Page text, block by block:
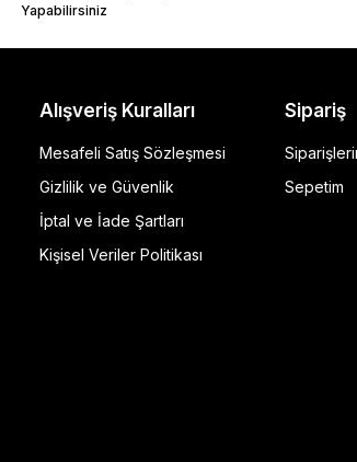
Motosiklet Çantası Siyah
Yapabilirsiniz
Alışveriş Kuralları
Mesafeli Satış Sözleşmesi
Gizlilik ve Güvenlik
İptal ve İade Şartları
Kişisel Veriler Politikası
Sipariş
Sepetim